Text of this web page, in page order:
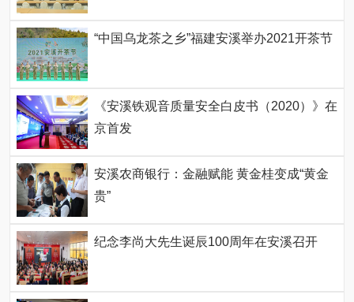
“中国乌龙茶之乡”福建安溪举办2021开茶节
《安溪铁观音质量安全白皮书（2020）》在
京首发
安溪农商银行：金融赋能 黄金桂变成“黄金
贵”
纪念李尚大先生诞辰100周年在安溪召开